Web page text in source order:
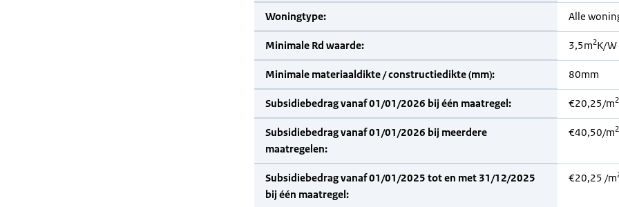
Woningtype: Alle
Minimale Rd waarde: 3,5m2K/W
Minimale materiaaldikte / constructiedikte (mm): 80mm
Subsidiebedrag vanaf 01/01/2026 bij één maatregel: €20,25/m2
Subsidiebedrag vanaf 01/01/2026 bij meerdere
maatregelen:
€40,50/m2
Subsidiebedrag vanaf 01/01/2025 tot en met 31/12/2025
bij één maatregel:
€20,25 /m